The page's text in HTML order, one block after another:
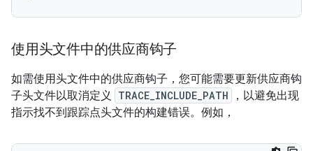
使用头文件中的供应商钩子
如需使用头文件中的供应商钩子，您可能需要更新供应商钩
子头文件以取消定义 TRACE_INCLUDE_PATH
，以避免出现
指示找不到跟踪点头文件的构建错误。例如，